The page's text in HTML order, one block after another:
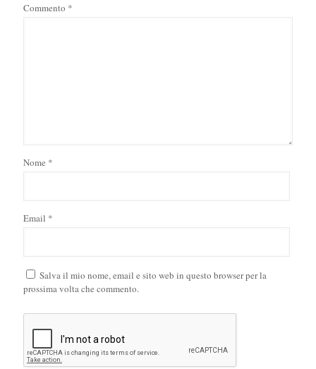
Commento *
Nome *
Email *
Salva il mio nome, email e sito web in questo browser per la
prossima volta che commento.